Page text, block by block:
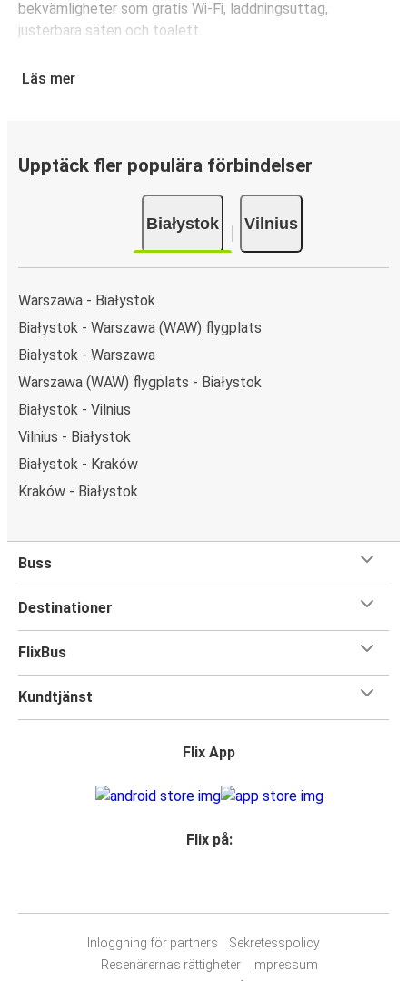
bekvämligheter som gratis Wi-Fi, laddningsuttag,
justerbara säten och toalett.
Vilnius
bara några få klick. När du köper din biljett på hemsidan
PayPal, Google Pay eller Apple Pay. N/A.
Läs mer
Upptäck fler populära förbindelser
Białystok Vilnius
Warszawa - Białystok
Białystok - Warszawa (WAW) flygplats
Białystok - Warszawa
Warszawa (WAW) flygplats - Białystok
Białystok - Vilnius
Vilnius - Białystok
Białystok - Kraków
Kraków - Białystok
Buss
Destinationer
FlixBus
Kundtjänst
Flix App
Flix på:
Inloggning för partners
Sekretesspolicy
Resenärernas rättigheter
Impressum